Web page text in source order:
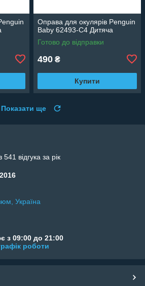
Оправа для окулярів Penguin
Baby 62493-C4 Дитяча
Готово до відправки
490 ₴
Купити
Показати ще
відгука за рік
Україна
з 09:00 до 21:00
роботи